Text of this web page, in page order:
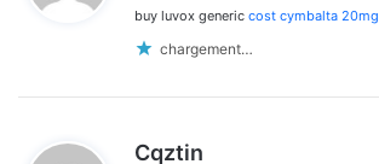
buy luvox generic cost cymbalta 20mg
chargement…
Cqztin